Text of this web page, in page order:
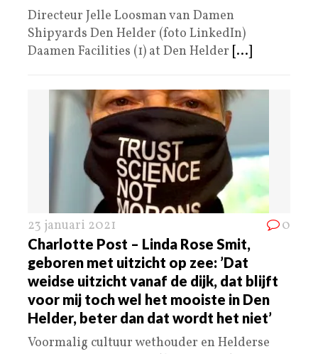
Directeur Jelle Loosman van Damen
Shipyards Den Helder (foto LinkedIn)
Daamen Facilities (1) at Den Helder [...]
23 januari 2021 0
Charlotte Post – Linda Rose Smit,
geboren met uitzicht op zee: ’Dat
weidse uitzicht vanaf de dijk, dat blijft
voor mij toch wel het mooiste in Den
Helder, beter dan dat wordt het niet’
Voormalig cultuur wethouder en Helderse